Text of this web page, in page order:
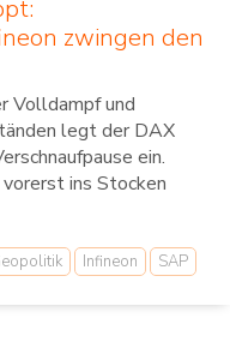
zwingen den
Volldampf und
legt der DAX
ein.
ins Stocken
Infineon SAP